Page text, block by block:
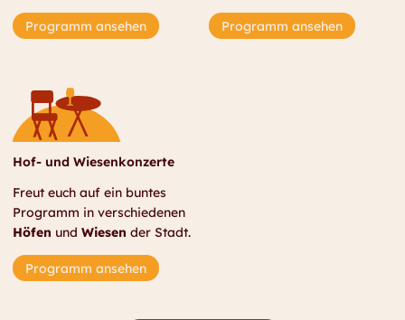
Programm ansehen Programm ansehen
Hof- und Wiesenkonzerte
Freut euch auf ein buntes
Programm in verschiedenen
Höfen und Wiesen der Stadt.
Programm ansehen